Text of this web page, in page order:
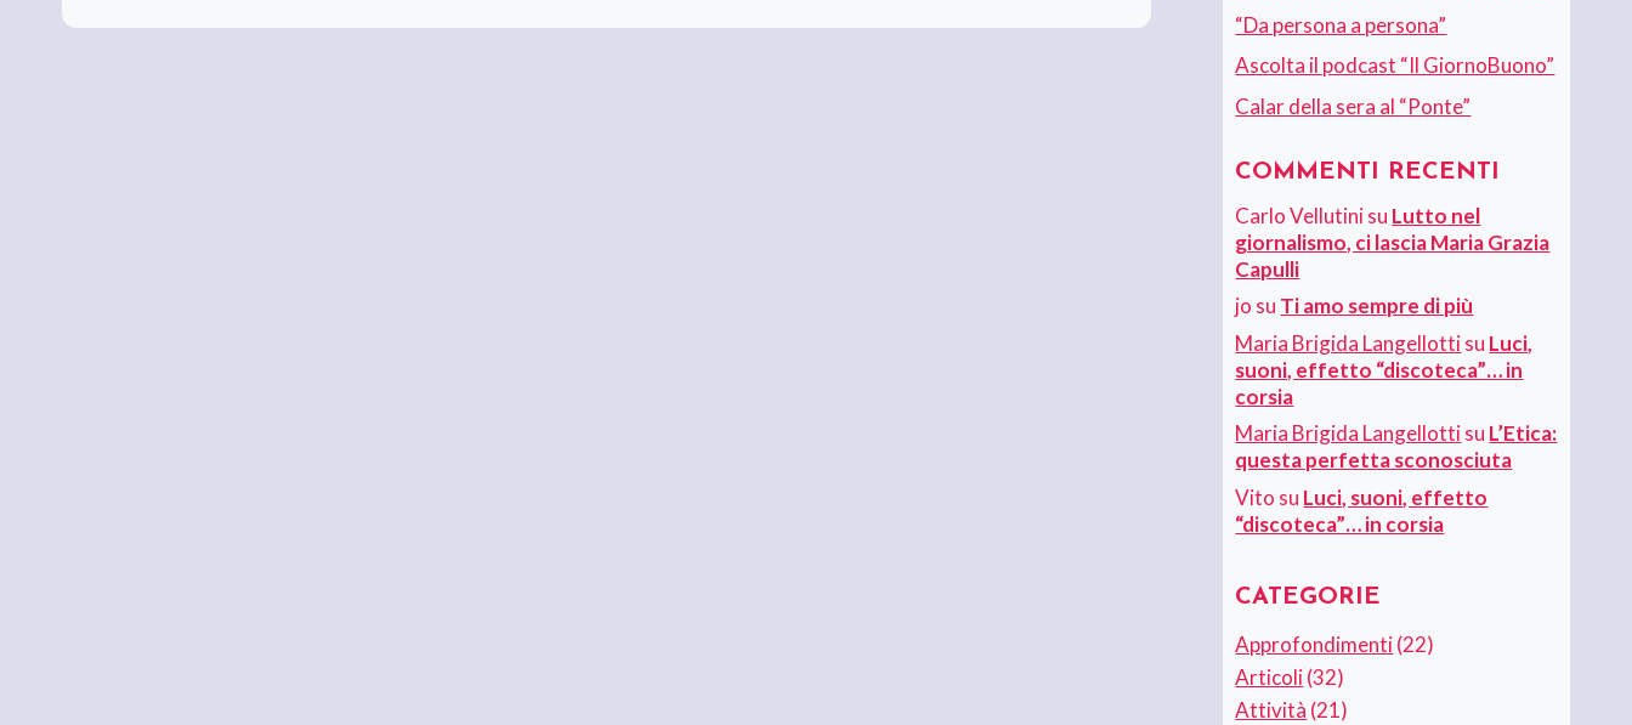
“Da persona a persona”
Ascolta il podcast “Il GiornoBuono”
Calar della sera al “Ponte”
COMMENTI RECENTI
Carlo Vellutinisu Lutto nel
giornalismo, ci lascia Maria Grazia
Capulli
jo su Ti amo sempre di più
Maria Brigida Langellottisu Luci,
suoni, effetto “discoteca”… in
corsia
Maria Brigida Langellottisu L’Etica:
questa perfetta sconosciuta
Vito su Luci, suoni, effetto
“discoteca”… in corsia
CATEGORIE
Approfondimenti(22)
Articoli(32)
Attività (21)